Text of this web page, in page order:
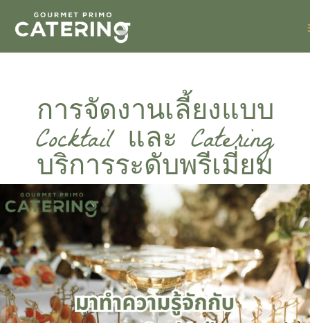
การจัดงานเลี้ยงแบบ
Cocktail และ Catering
บริการระดับพรีเมี่ยม